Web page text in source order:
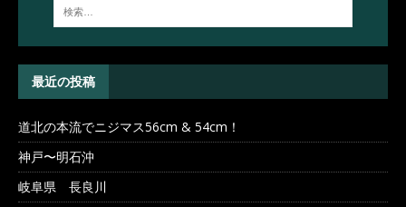
最近の投稿
道北の本流でニジマス56cm & 54cm！
神戸〜明石沖
岐阜県 長良川